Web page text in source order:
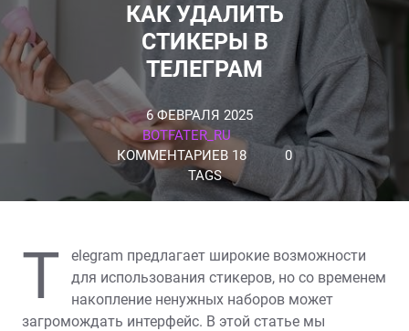
КАК УДАЛИТЬ
СТИКЕРЫ В
ТЕЛЕГРАМ
6 ФЕВРАЛЯ 2025
BOTFATER_RU
КОММЕНТАРИЕВ 18
0
TAGS
T
elegram предлагает широкие возможности
для использования стикеров, но со временем
накопление ненужных наборов может
загромождать интерфейс. В этой статье мы